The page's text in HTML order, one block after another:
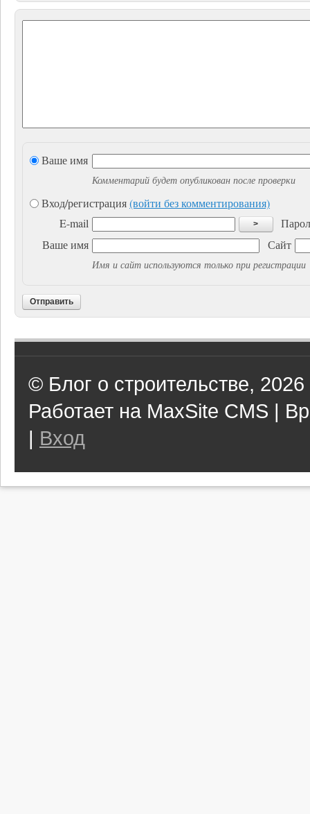
Ваше имя
Комментарий будет опубликован после проверки
Вход/регистрация(войти без комментирования)
E-mail
>
Ваше имя
Сайт
Имя и сайт используются только при регистрации
Отправить
© Блог о строительстве, 2026
Работает на MaxSite CMS |
| Вход